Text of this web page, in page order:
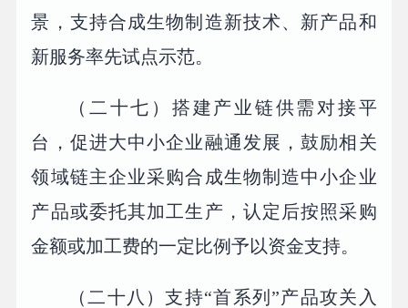
景，支持合成生物制造新技术、新产品和
新服务率先试点示范。
（二十七）搭建产业链供需对接平
台，促进大中小企业融通发展，鼓励相关
领域链主企业采购合成生物制造中小企业
产品或委托其加工生产，认定后按照采购
金额或加工费的一定比例予以资金支持。
（二十八）支持“首系列”产品攻关入